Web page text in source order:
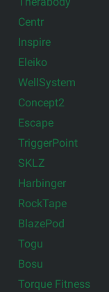
Centr
Inspire
Eleiko
WellSystem
Concept2
Escape
TriggerPoint
SKLZ
Harbinger
RockTape
BlazePod
Togu
Bosu
Torque Fitness